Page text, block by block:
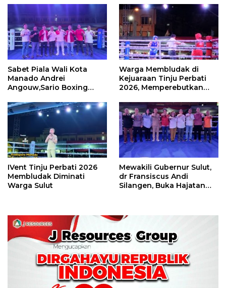
Sabet Piala Wali Kota
Manado Andrei
Angouw,Sario Boxing
Perbati 2026
Warga Membludak di
Kejuaraan Tinju Perbati
2026, Memperebutkan
IVent Tinju Perbati 2026
Membludak Diminati
Warga Sulut
Mewakili Gubernur Sulut,
dr Fransiscus Andi
Silangen, Buka Hajatan